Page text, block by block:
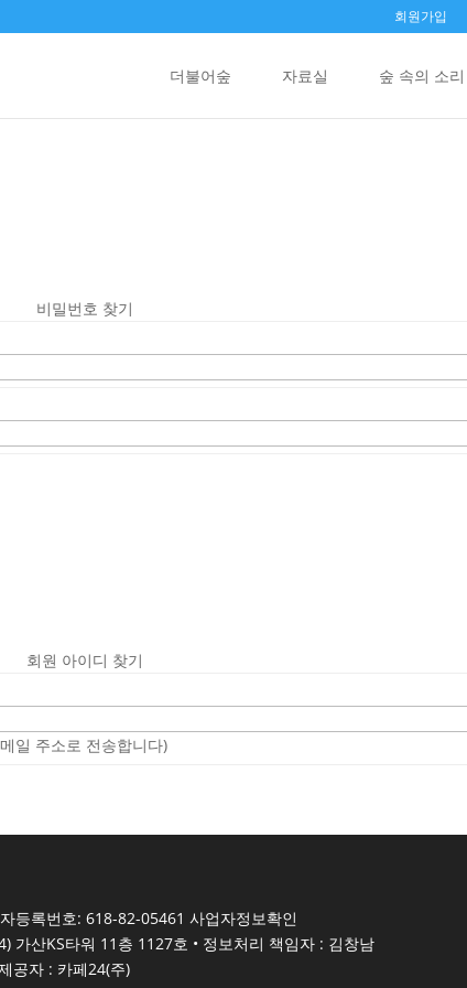
회원가입
더불어숲 자료실 숲 속의 소리
비밀번호 찾기
회원 아이디 찾기
일 주소로 전송합니다)
등록번호: 618-82-05461사업자정보확인
가산KS타워 11층 1127호 • 정보처리 책임자 : 김창남
공자 : 카페24(주)